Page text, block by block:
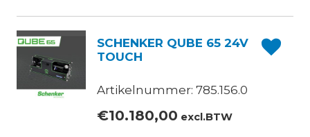
SCHENKER QUBE 65 24V
TOUCH
Artikelnummer: 785.156.0
€10.180,00 excl.BTW